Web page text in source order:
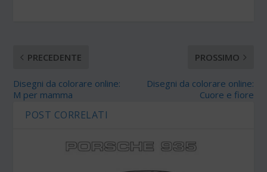
PRECEDENTE
Disegni da colorare online:
M per mamma
PROSSIMO
Disegni da colorare online:
Cuore e fiore
POST CORRELATI